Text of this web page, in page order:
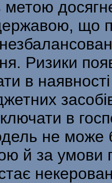
метою
що
Ризики
в
в
не може
й за умови